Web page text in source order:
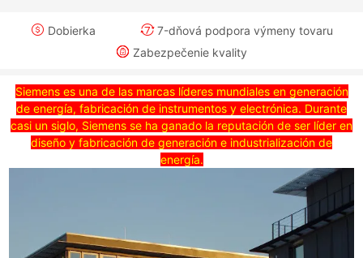
Dobierka
7-dňová podpora výmeny tovaru
Zabezpečenie kvality
Siemens es una de las marcas líderes mundiales en generación
de energía, fabricación de instrumentos y electrónica. Durante
casi un siglo, Siemens se ha ganado la reputación de ser líder en
diseño y fabricación de generación e industrialización de
energía.